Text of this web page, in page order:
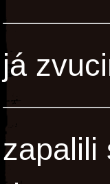
já
zapalili